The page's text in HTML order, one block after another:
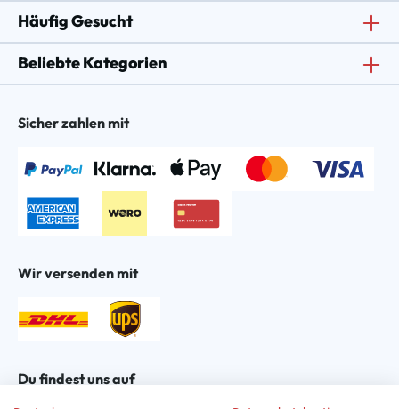
Häufig Gesucht
Beliebte Kategorien
Sicher zahlen mit
Wir versenden mit
Du findest uns auf